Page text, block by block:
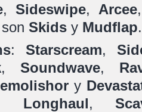
, Sideswipe, Arcee
sonSkids y Mudflap.
: Starscream,
, Soundwave,
y
Longhaul,